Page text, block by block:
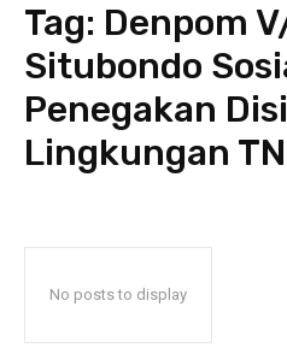
Tag: Denpom
Situbondo
Penegakan
Lingkungan
No posts to display